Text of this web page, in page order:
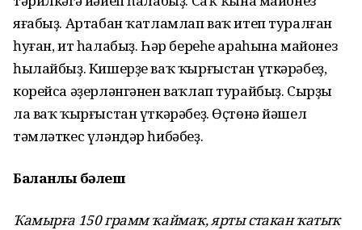
яғабыҙ. Артабан ҡатламлап ваҡ итеп туралған
һуған, ит һалабыҙ. Һәр береһе араһына майонез
һылайбыҙ. Кишерҙе ваҡ ҡыр­ғыстан үткәрәбеҙ,
корейса әҙерләнгәнен ваҡлап турайбыҙ. Сырҙы
ла ваҡ ҡырғыстан үткәрәбеҙ. Өҫтөнә йәшел
тәмләткес үләндәр һибәбеҙ.
Баланлы бәлеш
Ҡамырға 150 грамм ҡаймаҡ, ярты стакан ҡатыҡ